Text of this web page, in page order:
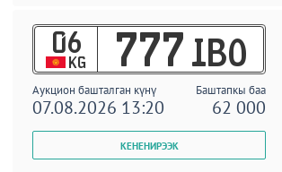
06
KG 777 IBO
Аукцион башталган күнү Баштапкы баа
07.08.2026 13:20 62 000